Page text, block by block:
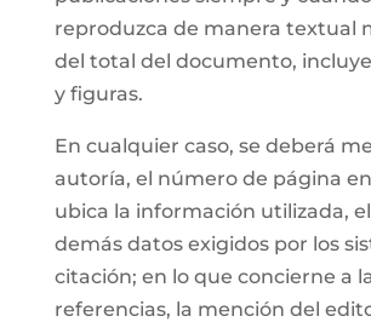
reproduzca de manera textual
del total del documento,
y figuras.
En cualquier caso, se deberá
autoría, el número de página
ubica la información utilizada,
demás datos exigidos por los
citación; en lo que concierne a
referencias, la mención del